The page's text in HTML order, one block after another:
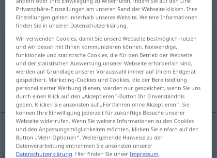
„Hänfling“: Maskulinum
Hänfling [ˈhɛnflɪŋ]m <Hänflings;Hänflinge>
Übersicht aller Übersetzungen
(Für mehr Details die Übersetzung anklicken/antippen)
linnet weakling, wimp, weed
linnet Hänfling ZOOL Carduelis cannabina
Privatsphäre-Einstellungen am unteren Rand der Webseite klicken. Ihre
Einstellungen gelten innerhalb unseres Website. Weitere Informationen
finden Sie in unserer Datenschutzerklärung.
Wir verwenden Cookies, damit Sie unsere Webseite bestmöglich nutzen
und wir besser mit Ihnen kommunizieren können. Notwendige,
funktionale und statistische Cookies, die für den Betrieb der Webseite
und der statistischen Auswertung unserer Webseite erforderlich sind,
werden auf Grundlage unserer Vorauswahl immer auf Ihrem Endgerät
gespeichert. Marketing-Cookies und Cookies, die der Bereitstellung
personalisierter Werbung dienen, werden nur gespeichert, wenn Sie uns
durch einen Klick auf den „Akzeptieren“-Button Ihr Einverständnis
geben. Klicken Sie ansonsten auf „Fortfahren ohne Akzeptieren“. Sie
können Ihre Einwilligung jederzeit für zukünftige Besuche unserer
Webseite widerrufen. Wenn Sie weitere Informationen zu den Cookies
und den Anpassungsmöglichkeiten möchten, klicken Sie einfach auf den
Button „Mehr Optionen“. Weitergehende Hinweise zu der
Datenverarbeitung entnehmen Sie ansonsten unserer
Datenschutzerklärung. Hier finden Sie unserImpressum.